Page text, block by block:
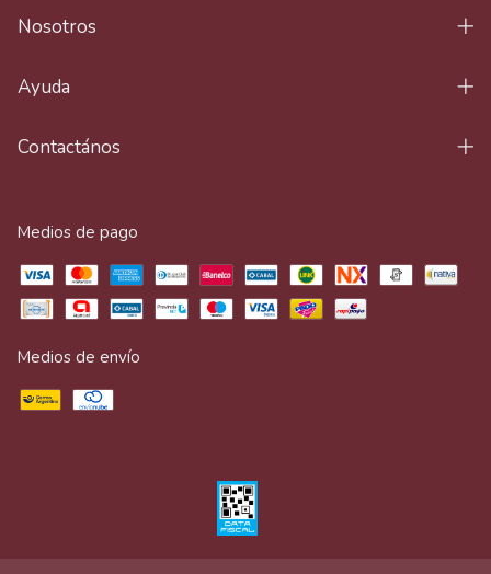
Nosotros
Ayuda
Contactános
Medios de pago
Medios de envío